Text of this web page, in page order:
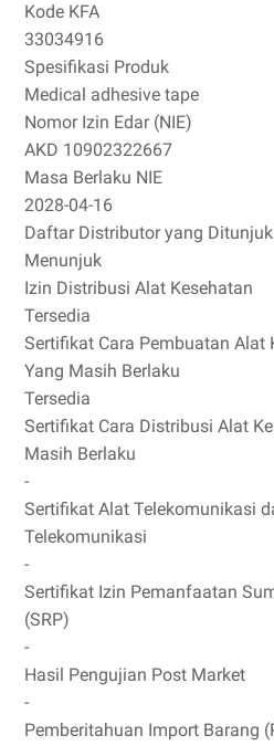
Kode KFA
33034916
Spesifikasi Produk
Medical adhesive tape
Nomor Izin Edar (NIE)
AKD 10902322667
Masa Berlaku NIE
2028-04-16
Daftar Distributor yang Ditunjuk
Menunjuk
Izin Distribusi Alat Kesehatan
Tersedia
Sertifikat Cara Pembuatan Alat
Yang Masih Berlaku
Tersedia
Sertifikat Cara Distribusi Alat
Masih Berlaku
-
Sertifikat Alat Telekomunikasi
Telekomunikasi
-
Sertifikat Izin Pemanfaatan
(SRP)
-
Hasil Pengujian Post Market
-
Pemberitahuan Import Barang